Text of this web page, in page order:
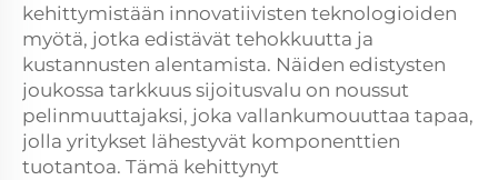
kehittymistään innovatiivisten teknologioiden
myötä, jotka edistävät tehokkuutta ja
kustannusten alentamista. Näiden edistysten
joukossa tarkkuus sijoitusvalu on noussut
pelinmuuttajaksi, joka vallankumouuttaa tapaa,
jolla yritykset lähestyvät komponenttien
tuotantoa. Tämä kehittynyt